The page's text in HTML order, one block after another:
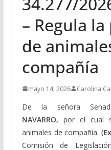
– Regula
de
compañía
mayo 14, 2026 Carolina
De la señora
NAVARRO, por el cual
animales de compañía.
Comisión de